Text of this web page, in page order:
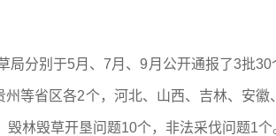
局分别于5月、7月、9月公开通报了3批
州等省区各2个，河北、山西、吉林、安
林毁草开垦问题10个，非法采伐问题1个